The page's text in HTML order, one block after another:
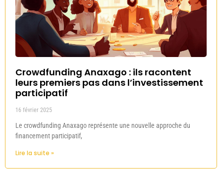
Crowdfunding Anaxago : ils racontent
leurs premiers pas dans l’investissement
participatif
16 février 2025
Le crowdfunding Anaxago représente une nouvelle approche du
financement participatif,
Lire la suite »